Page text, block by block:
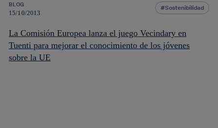
BLOG
15/10/2013
Sostenibilidad
La Comisión Europea lanza el juego Vecindary en
Tuenti para mejorar el conocimiento de los jóvenes
sobre la UE